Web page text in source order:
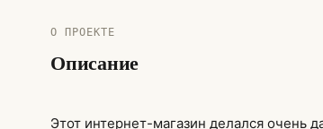
О ПРОЕКТЕ
Описание
Этот интернет-магазин делался очень